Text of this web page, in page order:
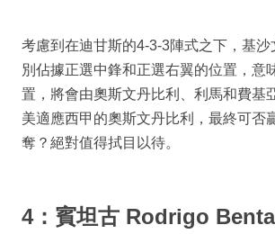
考慮到在迪甘斯的4-3-3陣式之下，基沙
別佔據正選中鋒和正選右翼的位置，意
置，將會由奧斯文丹比利、利馬和費基
美適應西甲的奧斯文丹比利，最終可否
奪？絕對值得拭目以待。
4：賓坦古 Rodrigo